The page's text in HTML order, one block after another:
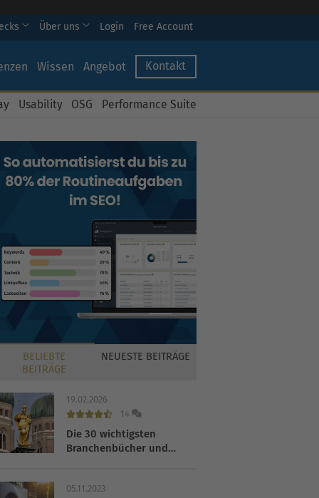
Über uns Login Free Account
Wissen Angebot Kontakt
Usability OSG Performance Suite
BELIEBTE
BEITRÄGE
NEUESTE BEITRÄGE
19.02.2026
14
Die 30 wichtigsten
Branchenbücher und
05.11.2023